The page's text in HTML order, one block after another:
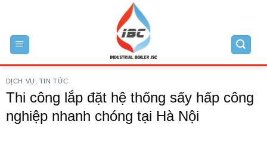
content
DỊCH VỤ TIN TỨC
Thi công lắp đặt hệ thống sấy hấp công
nghiệp nhanh chóng tại Hà Nội